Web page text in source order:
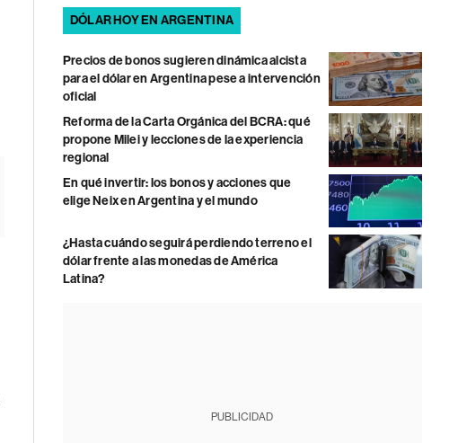
DÓLAR HOY EN ARGENTINA
Precios de bonos sugieren dinámica alcista
para el dólar en Argentina pese a intervención
oficial
Reforma de la Carta Orgánica del BCRA: qué
propone Milei y lecciones de la experiencia
regional
En qué invertir: los bonos y acciones que
elige Neix en Argentina y el mundo
¿Hasta cuándo seguirá perdiendo terreno el
dólar frente a las monedas de América
Latina?
PUBLICIDAD